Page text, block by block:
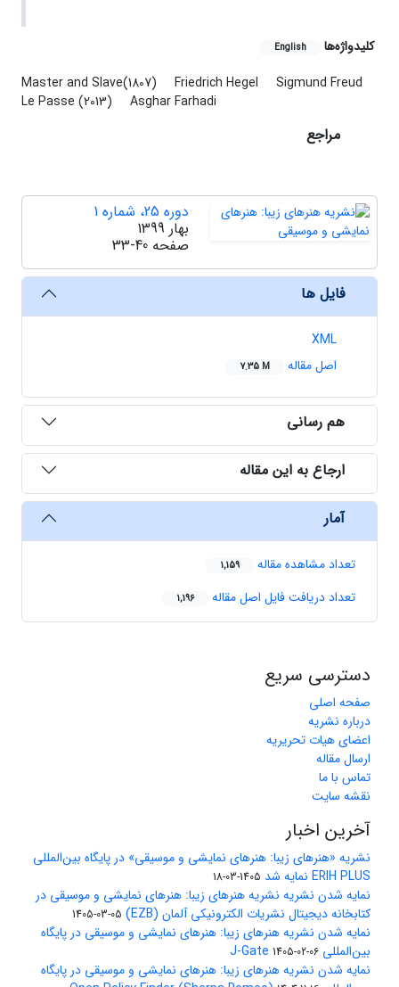
کلیدواژه‌ها English
Master and Slave(1807) Friedrich Hegel
Sigmund Freud
Le Passe (2013)
Asghar Farhadi
مراجع
دوره 25، شماره 1
بهار 1399
صفحه 33-40
فایل ها
XML
اصل مقاله
7.35 M
هم رسانی
ارجاع به این مقاله
آمار
تعداد مشاهده مقاله 1,159
تعداد دریافت فایل اصل مقاله 1,196
دسترسی سریع
صفحه اصلی
درباره نشریه
اعضای هیات تحریریه
ارسال مقاله
تماس با ما
نقشه سایت
آخرین اخبار
نشریه «هنرهای زیبا: هنرهای نمایشی و موسیقی» در پایگاه بین‌المللی
ERIH PLUS نمایه شد
1405-03-18
نمایه شدن نشریه نشریه هنرهای زیبا: هنرهای نمایشی و موسیقی در
کتابخانه دیجیتال نشریات الکترونیکی آلمان (EZB)
1405-03-05
نمایه شدن نشریه هنرهای زیبا: هنرهای نمایشی و موسیقی در پایگاه
بین‌المللی J-Gate 1405-02-06
نمایه شدن نشریه هنرهای زیبا: هنرهای نمایشی و موسیقی در پایگاه